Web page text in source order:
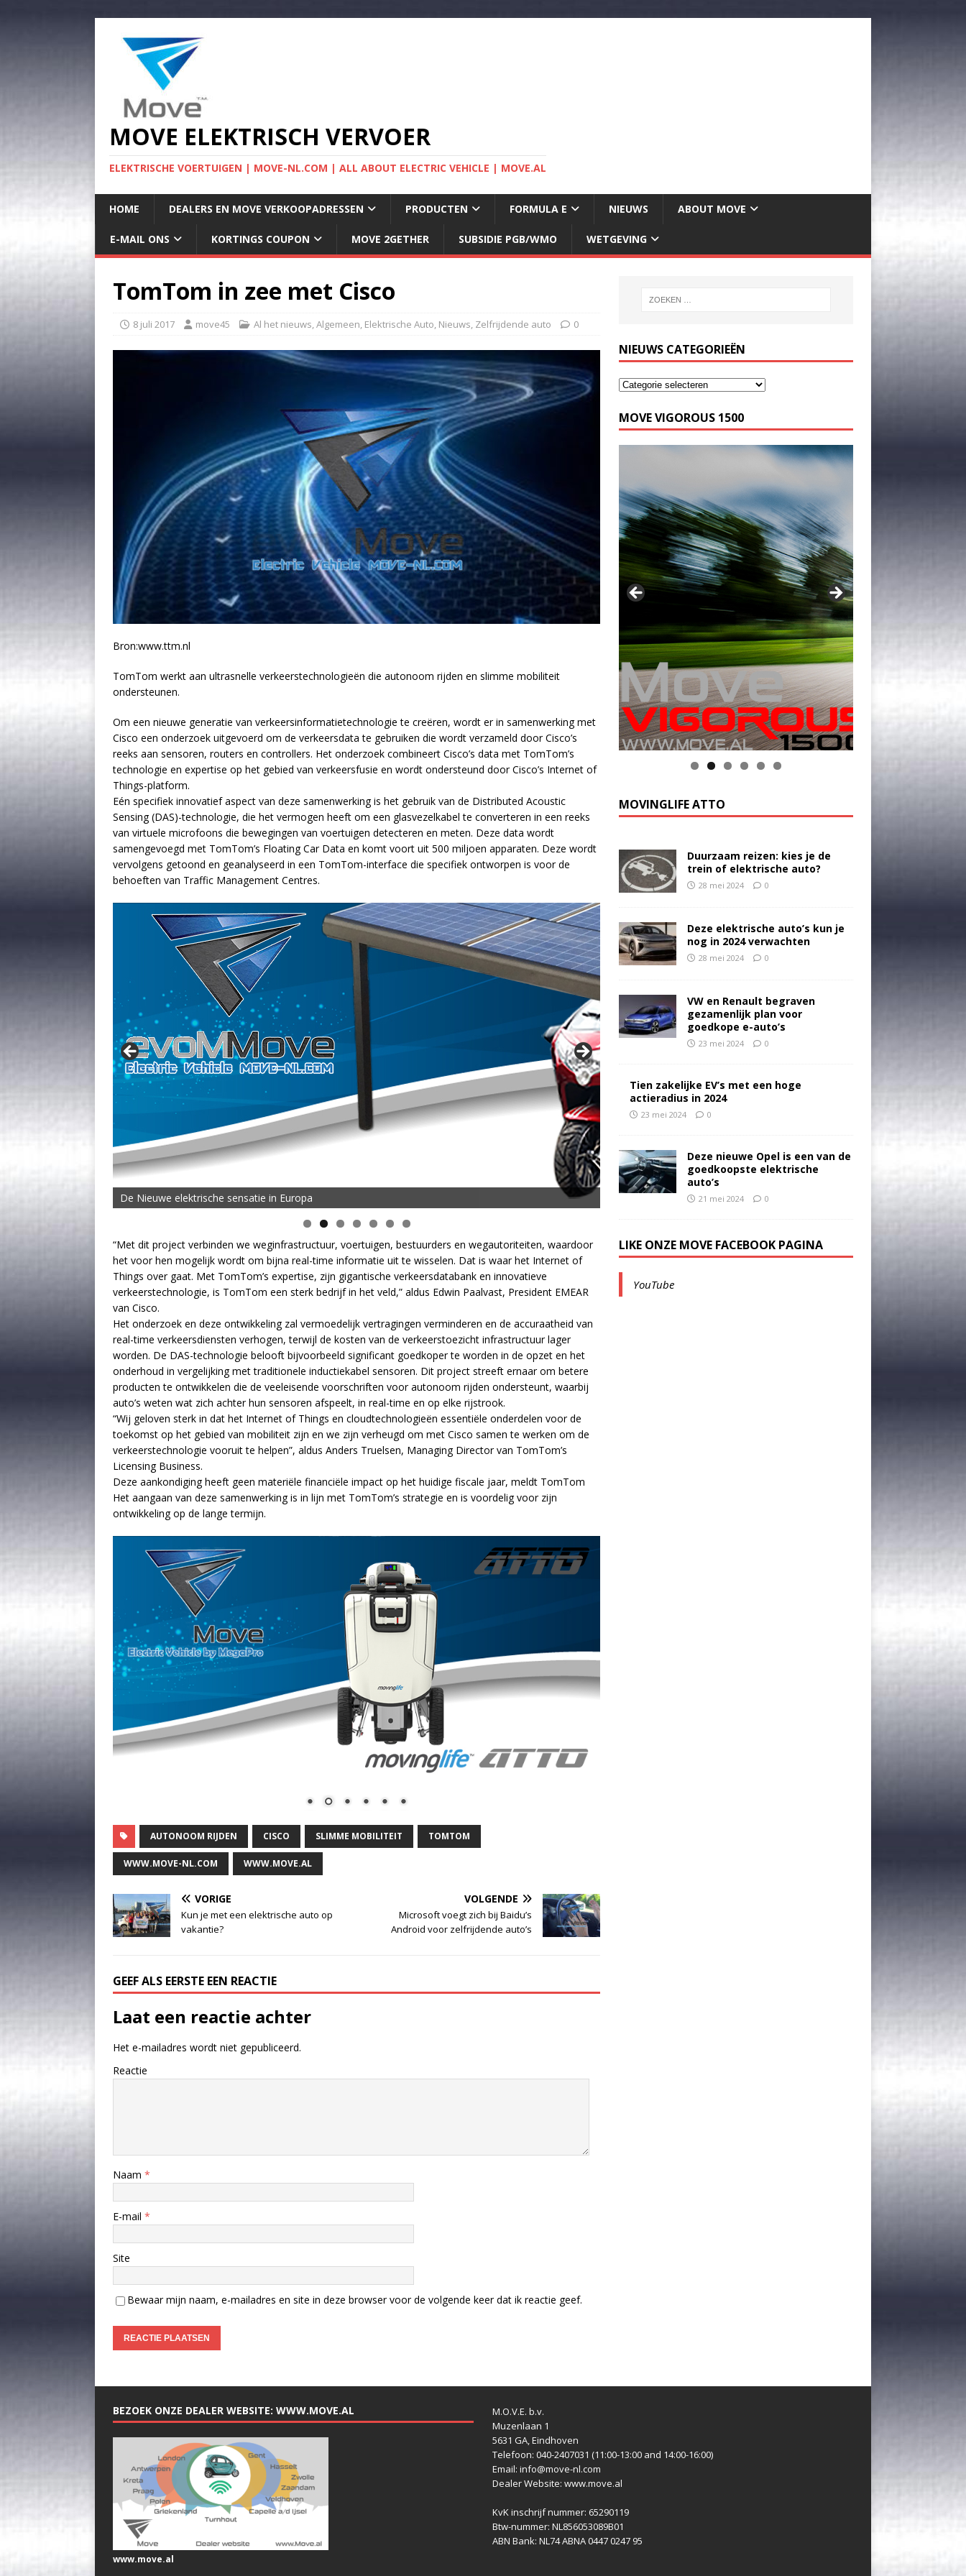
MOVE ELEKTRISCH VERVOER
ELEKTRISCHE VOERTUIGEN | MOVE-NL.COM | ALL ABOUT ELECTRIC VEHICLE | MOVE.AL
HOME DEALERS EN MOVE VERKOOPADRESSEN PRODUCTEN FORMULA E NIEUWS ABOUT MOVE
E-MAIL ONS KORTINGS COUPON MOVE 2GETHER SUBSIDIE PGB/WMO WETGEVING
TomTom in zee met Cisco
8 juli 2017 move45 Al het nieuws,Algemeen, Elektrische Auto, Nieuws, Zelfrijdende auto 0
Bron:www.ttm.nl
TomTom werkt aan ultrasnelle verkeerstechnologieën die autonoom rijden en slimme mobiliteit
ondersteunen.
Om een nieuwe generatie van verkeersinformatietechnologie te creëren, wordt er in samenwerking met
Cisco een onderzoek uitgevoerd om de verkeersdata te gebruiken die wordt verzameld door Cisco’s
reeks aan sensoren, routers en controllers. Het onderzoek combineert Cisco’s data met TomTom’s
technologie en expertise op het gebied van verkeersfusie en wordt ondersteund door Cisco’s Internet of
Things-platform.
Eén specifiek innovatief aspect van deze samenwerking is het gebruik van de Distributed Acoustic
Sensing (DAS)-technologie, die het vermogen heeft om een glasvezelkabel te converteren in een reeks
van virtuele microfoons die bewegingen van voertuigen detecteren en meten. Deze data wordt
samengevoegd met TomTom’s Floating Car Data en komt voort uit 500 miljoen apparaten. Deze wordt
vervolgens getoond en geanalyseerd in een TomTom-interface die specifiek ontworpen is voor de
behoeften van Traffic Management Centres.
De Nieuwe elektrische sensatie in Europa
De MOVE Vigorous 1500 Highline | 45 km Topsnelheid en 50 km Actieradius
“Met dit project verbinden we weginfrastructuur, voertuigen, bestuurders en wegautoriteiten, waardoor
het voor hen mogelijk wordt om bijna real-time informatie uit te wisselen. Dat is waar het Internet of
Things over gaat. Met TomTom’s expertise, zijn gigantische verkeersdatabank en innovatieve
verkeerstechnologie, is TomTom een sterk bedrijf in het veld,” aldus Edwin Paalvast, President EMEAR
van Cisco.
Het onderzoek en deze ontwikkeling zal vermoedelijk vertragingen verminderen en de accuraatheid van
real-time verkeersdiensten verhogen, terwijl de kosten van de verkeerstoezicht infrastructuur lager
worden. De DAS-technologie belooft bijvoorbeeld significant goedkoper te worden in de opzet en het
onderhoud in vergelijking met traditionele inductiekabel sensoren. Dit project streeft ernaar om betere
producten te ontwikkelen die de veeleisende voorschriften voor autonoom rijden ondersteunt, waarbij
auto’s weten wat zich achter hun sensoren afspeelt, in real-time en op elke rijstrook.
“Wij geloven sterk in dat het Internet of Things en cloudtechnologieën essentiële onderdelen voor de
toekomst op het gebied van mobiliteit zijn en we zijn verheugd om met Cisco samen te werken om de
verkeerstechnologie vooruit te helpen”, aldus Anders Truelsen, Managing Director van TomTom’s
Licensing Business.
Deze aankondiging heeft geen materiële financiële impact op het huidige fiscale jaar, meldt TomTom
Het aangaan van deze samenwerking is in lijn met TomTom’s strategie en is voordelig voor zijn
ontwikkeling op de lange termijn.
AUTONOOM RIJDEN CISCO SLIMME MOBILITEIT TOMTOM
WWW.MOVE-NL.COM WWW.MOVE.AL
VORIGE
Kun je met een elektrische auto op
vakantie?
VOLGENDE
Microsoft voegt zich bij Baidu’s
Android voor zelfrijdende auto’s
GEEF ALS EERSTE EEN REACTIE
Laat een reactie achter
Het e-mailadres wordt niet gepubliceerd.
Reactie
Naam *
E-mail *
Site
Bewaar mijn naam, e-mailadres en site in deze browser voor de volgende keer dat ik reactie geef.
NIEUWS CATEGORIEËN
MOVE VIGOROUS 1500
Klik op de foto voor meer informatie
MOVINGLIFE ATTO
Duurzaam reizen: kies je de
trein of elektrische auto?
28 mei 2024 0
Deze elektrische auto’s kun je
nog in 2024 verwachten
28 mei 2024 0
VW en Renault begraven
gezamenlijk plan voor
goedkope e-auto’s
23 mei 2024 0
Tien zakelijke EV’s met een hoge
actieradius in 2024
23 mei 2024 0
Deze nieuwe Opel is een van de
goedkoopste elektrische
auto’s
21 mei 2024 0
LIKE ONZE MOVE FACEBOOK PAGINA
YouTube
BEZOEK ONZE DEALER WEBSITE: WWW.MOVE.AL
www.move.al
M.O.V.E. b.v.
Muzenlaan 1
5631 GA, Eindhoven
Telefoon: 040-2407031 (11:00-13:00 and 14:00-16:00)
Email: info@move-nl.com
Dealer Website: www.move.al
KvK inschrijf nummer: 65290119
Btw-nummer: NL856053089B01
ABN Bank: NL74 ABNA 0447 0247 95